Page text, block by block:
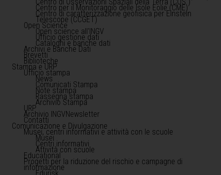
Centro per il Monitoraggio delle Isole Eolie (CME)
Centro di caratterizzazione geofisica per Einstein
Telescope (CCGET)
Open Science
Open science all'INGV
Ufficio gestione dati
Cataloghi e banche dati
Archivi e Banche Dati
Brevetti
Biblioteche
Stampa e URP
Ufficio stampa
News
Comunicati Stampa
Note stampa
Rassegna stampa
Archivio Stampa
URP
Archivio INGVNewsletter
Contatti
Comunicazione e Divulgazione
Musei, centri informativi e attività con le scuole
Musei
Centri informativi
Attività con scuole
Educational
Progetti per la riduzione del rischio e campagne di
informazione
Edurisk